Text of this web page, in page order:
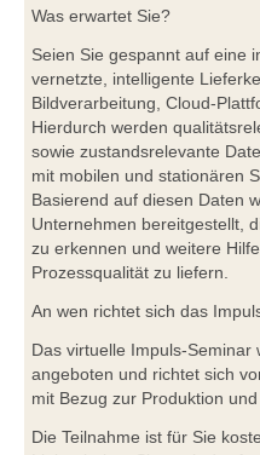
Was erwartet Sie?
Seien Sie gespannt auf eine
vernetzte, intelligente
Bildverarbeitung, Cloud-
Hierdurch werden
sowie zustandsrelevante
mit mobilen und stationären
Basierend auf diesen Daten
Unternehmen bereitgestellt,
zu erkennen und weitere
Prozessqualität zu liefern.
An wen richtet sich das
Das virtuelle Impuls-Seminar
angeboten und richtet sich
mit Bezug zur Produktion
Die Teilnahme ist für Sie